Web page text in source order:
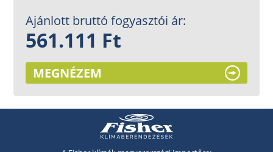
Ajánlott bruttó fogyasztói ár:
561.111 Ft
MEGNÉZEM